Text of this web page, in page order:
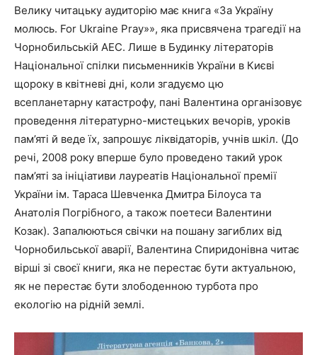
Велику читацьку аудиторію має книга «За Україну
молюсь. For Ukraine Pray»», яка присвячена трагедії на
Чорнобильській АЕС. Лише в Будинку літераторів
Національної спілки письменників України в Києві
щороку в квітневі дні, коли згадуємо цю
всепланетарну катастрофу, пані Валентина організовує
проведення літературно-мистецьких вечорів, уроків
пам’яті й веде їх, запрошує ліквідаторів, учнів шкіл. (До
речі, 2008 року вперше було проведено такий урок
пам’яті за ініціативи лауреатів Національної премії
України ім. Тараса Шевченка Дмитра Білоуса та
Анатолія Погрібного, а також поетеси Валентини
Козак). Запалюються свічки на пошану загиблих від
Чорнобильської аварії, Валентина Спиридонівна читає
вірші зі своєї книги, яка не перестає бути актуальною,
як не перестає бути злободенною турбота про
екологію на рідній землі.